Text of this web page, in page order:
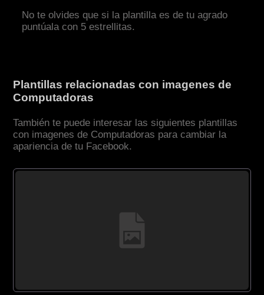
No te olvides que si la plantilla es de tu agrado
puntúala con 5 estrellitas.
Plantillas relacionadas con imagenes de
Computadoras
También te puede interesar las siguientes plantillas
con imagenes de Computadoras para cambiar la
apariencia de tu Facebook.